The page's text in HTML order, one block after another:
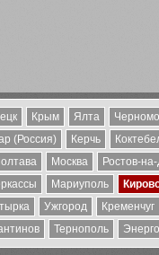
Крым Ялта
(Россия) Керчь
Москва
Ростов-
Мариуполь
Ужгород
Кременчуг
Тернополь